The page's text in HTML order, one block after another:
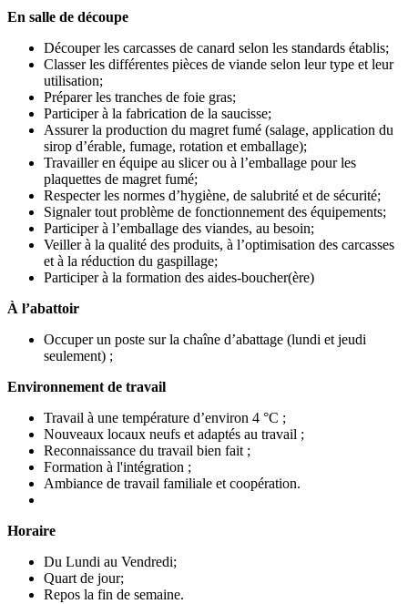
En salle de découpe
Découper les carcasses de canard selon les standards établis;
Classer les différentes pièces de viande selon leur type et leur
utilisation;
Préparer les tranches de foie gras;
Participer à la fabrication de la saucisse;
Assurer la production du magret fumé (salage, application du
sirop d’érable, fumage, rotation et emballage);
Travailler en équipe au slicer ou à l’emballage pour les
plaquettes de magret fumé;
Respecter les normes d’hygiène, de salubrité et de sécurité;
Signaler tout problème de fonctionnement des équipements;
Participer à l’emballage des viandes, au besoin;
Veiller à la qualité des produits, à l’optimisation des carcasses
et à la réduction du gaspillage;
Participer à la formation des aides-boucher(ère)
À l’abattoir
Occuper un poste sur la chaîne d’abattage (lundi et jeudi
seulement) ;
Environnement de travail
Travail à une température d’environ 4 °C ;
Nouveaux locaux neufs et adaptés au travail ;
Reconnaissance du travail bien fait ;
Formation à l'intégration ;
Ambiance de travail familiale et coopération.
Horaire
Du Lundi au Vendredi;
Quart de jour;
Repos la fin de semaine.